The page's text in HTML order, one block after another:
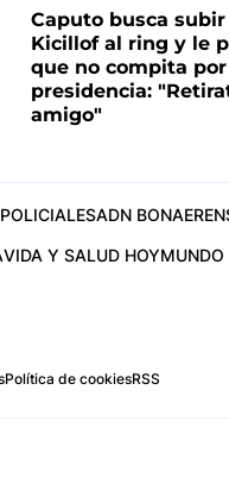
Caputo busca subir
Kicillof al ring y le
que no compita
presidencia:
amigo"
POLICIALESADN
VIDA Y SALUD HOY
Política de cookiesRSS